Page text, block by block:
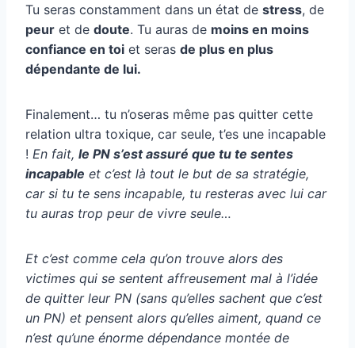
Tu seras constamment dans un état de stress, de
peur et de doute. Tu auras de moins en moins
confiance en toi et seras de plus en plus
dépendante de lui.
Finalement… tu n’oseras même pas quitter cette
relation ultra toxique, car seule, t’es une incapable
! En fait, le PN s’est assuré que tu te sentes
incapable et c’est là tout le but de sa stratégie,
car si tu te sens incapable, tu resteras avec lui car
tu auras trop peur de vivre seule…
Et c’est comme cela qu’on trouve alors des
victimes qui se sentent affreusement mal à l’idée
de quitter leur PN (sans qu’elles sachent que c’est
un PN) et pensent alors qu’elles aiment, quand ce
n’est qu’une énorme dépendance montée de